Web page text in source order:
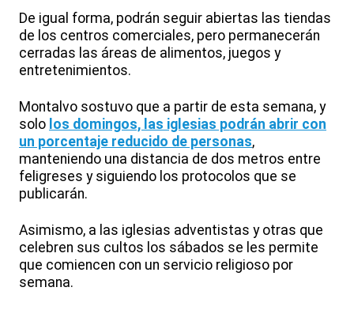
De igual forma, podrán seguir abiertas las tiendas
de los centros comerciales, pero permanecerán
cerradas las áreas de alimentos, juegos y
entretenimientos.
Montalvo sostuvo que a partir de esta semana, y
solo los domingos, las iglesias podrán abrir con
un porcentaje reducido de personas,
manteniendo una distancia de dos metros entre
feligreses y siguiendo los protocolos que se
publicarán.
Asimismo, a las iglesias adventistas y otras que
celebren sus cultos los sábados se les permite
que comiencen con un servicio religioso por
semana.